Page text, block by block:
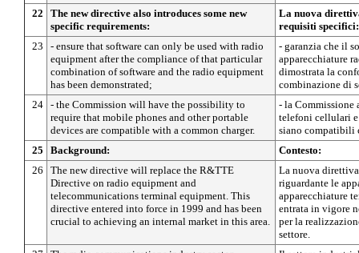
22
The new directive also introduces some new
specific requirements:
La nuova
requisiti specifici:
23
- ensure that software can only be used with radio
equipment after the compliance of that particular
combination of software and the radio equipment
has been demonstrated;
- garanzia che il
apparecchiature
dimostrata la
combinazione di
24 - the Commission will have the possibility to
require that mobile phones and other portable
devices are compatible with a common charger.
- la Commissione
telefoni cellulari
siano compatibili
25
Background:
Contesto:
26
The new directive will replace the R&TTE
Directive on radio equipment and
telecommunications terminal equipment. This
directive entered into force in 1999 and has been
crucial to achieving an internal market in this area.
La nuova
riguardante le
apparecchiature
entrata in vigore
per la
settore.